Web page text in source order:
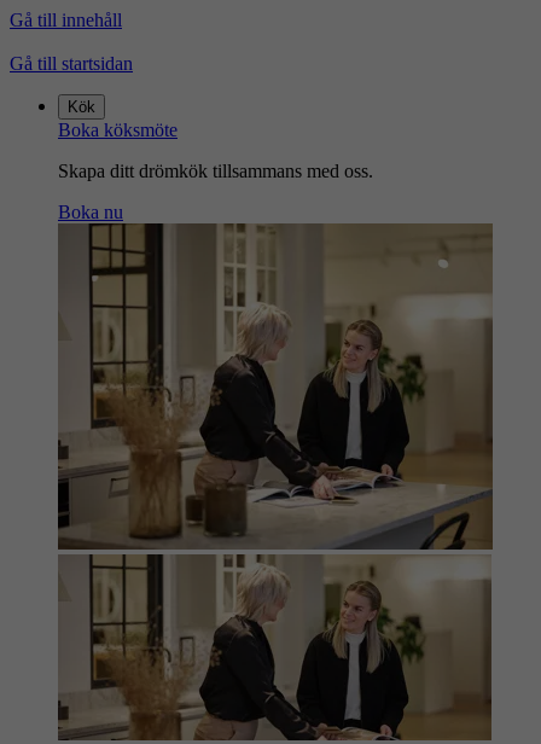
Gå till innehåll
Gå till startsidan
Kök
Boka köksmöte
Skapa ditt drömkök tillsammans med oss.
Boka nu